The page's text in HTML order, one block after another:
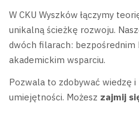
W CKU Wyszków łączymy
unikalną ścieżkę rozwoju.
dwóch filarach:
akademickim wsparciu.
Pozwala to zdobywać wiedzę
umiejętności. Możesz zajmij